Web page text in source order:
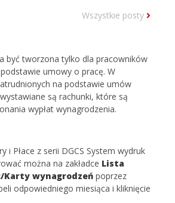
Wszystkie posty
być tworzona tylko dla pracowników
umowy o pracę. W
na podstawie umów
są rachunki, które są
wypłat wynagrodzenia.
i Płace z serii DGCS System wydruk
można na zakładce Lista
Karty wynagrodzeń poprzez
odpowiedniego miesiąca i kliknięcie